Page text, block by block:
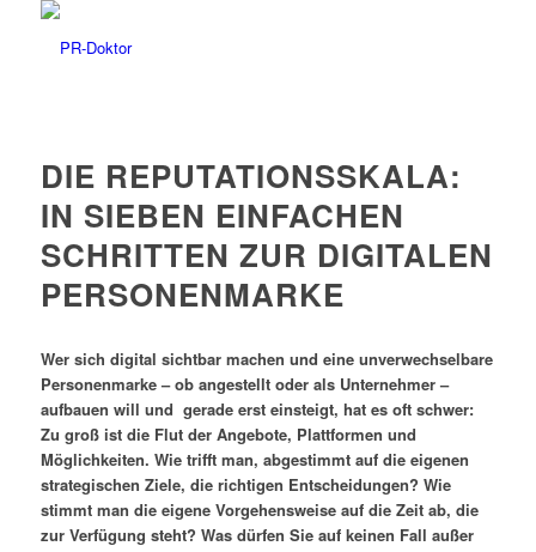
DIE REPUTATIONSSKALA:
IN SIEBEN EINFACHEN
SCHRITTEN ZUR DIGITALEN
PERSONENMARKE
Wer sich digital sichtbar machen und eine unverwechselbare
Personenmarke – ob angestellt oder als Unternehmer –
aufbauen will und gerade erst einsteigt, hat es oft schwer:
Zu groß ist die Flut der Angebote, Plattformen und
Möglichkeiten. Wie trifft man, abgestimmt auf die eigenen
strategischen Ziele, die richtigen Entscheidungen? Wie
stimmt man die eigene Vorgehensweise auf die Zeit ab, die
zur Verfügung steht? Was dürfen Sie auf keinen Fall außer